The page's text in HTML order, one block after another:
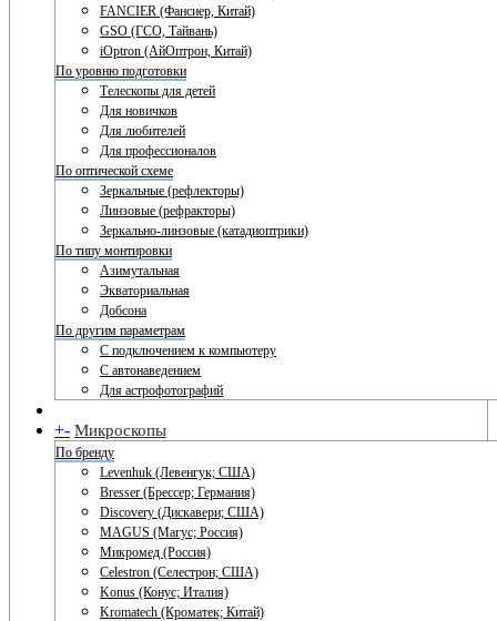
FANCIER (Фансиер, Китай)
GSO (ГСО, Тайвань)
iOptron (АйОптрон, Китай)
По уровню подготовки
Телескопы для детей
Для новичков
Для любителей
Для профессионалов
По оптической схеме
Зеркальные (рефлекторы)
Линзовые (рефракторы)
Зеркально-линзовые (катадиоптрики)
По типу монтировки
Азимутальная
Экваториальная
Добсона
По другим параметрам
С подключением к компьютеру
С автонаведением
Для астрофотографий
+- Микроскопы
По бренду
Levenhuk (Левенгук; США)
Bresser (Брессер; Германия)
Discovery (Дискавери; США)
MAGUS (Магус; Россия)
Микромед (Россия)
Celestron (Селестрон; США)
Konus (Конус; Италия)
Kromatech (Кроматек; Китай)